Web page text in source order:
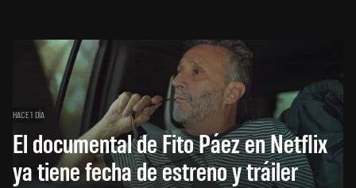
HACE 1 DÍA
El documental de Fito Páez en Netflix
ya tiene fecha de estreno y tráiler